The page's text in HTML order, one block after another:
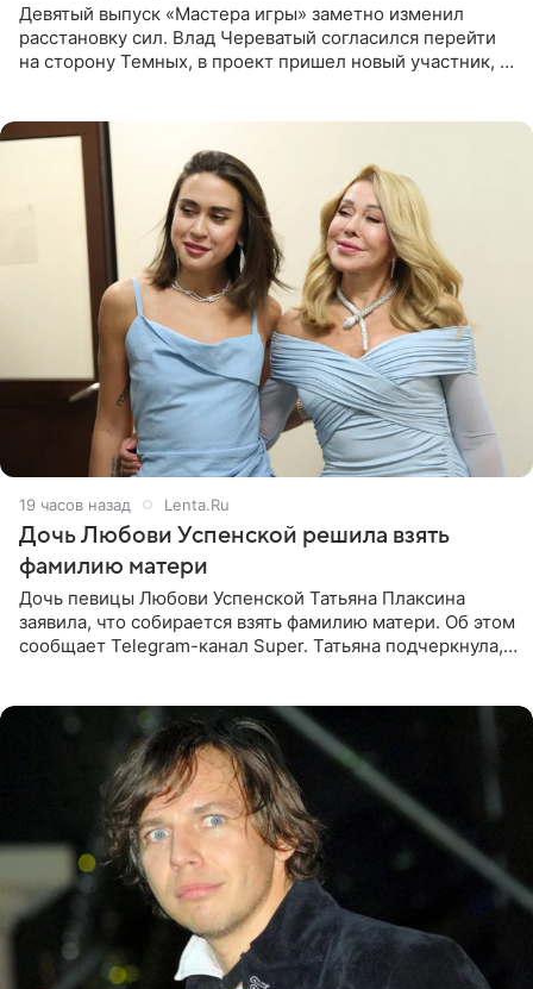
Девятый выпуск «Мастера игры» заметно изменил
расстановку сил. Влад Череватый согласился перейти
на сторону Темных, в проект пришел новый участник, а
19 часов назад Lenta.Ru
Дочь Любови Успенской решила взять
фамилию матери
Дочь певицы Любови Успенской Татьяна Плаксина
заявила, что собирается взять фамилию матери. Об этом
сообщает Telegram-канал Super. Татьяна подчеркнула,